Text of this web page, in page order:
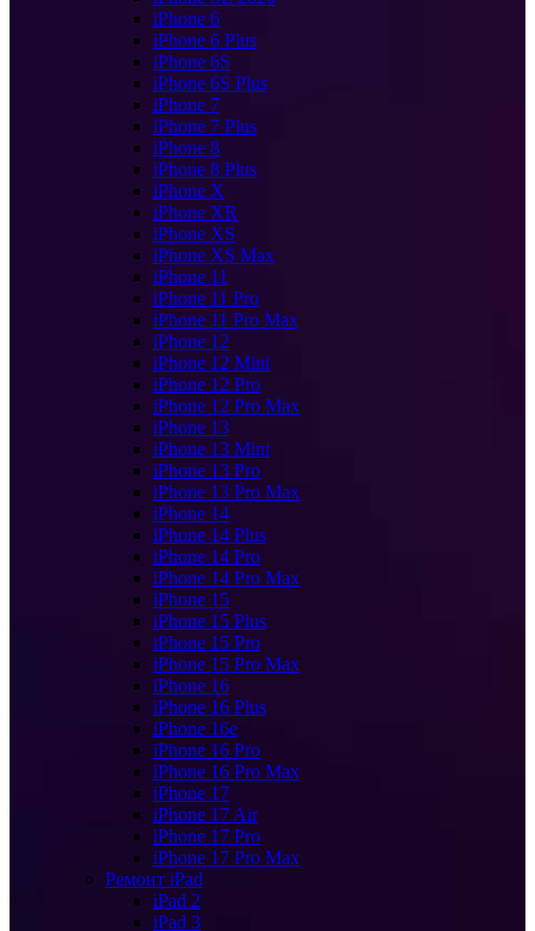
iPhone 6
iPhone 6 Plus
iPhone 6S
iPhone 6S Plus
iPhone 7
iPhone 7 Plus
iPhone 8
iPhone 8 Plus
iPhone X
iPhone XR
iPhone XS
iPhone XS Max
iPhone 11
iPhone 11 Pro
iPhone 11 Pro Max
iPhone 12
iPhone 12 Mini
iPhone 12 Pro
iPhone 12 Pro Max
iPhone 13
iPhone 13 Mini
iPhone 13 Pro
iPhone 13 Pro Max
iPhone 14
iPhone 14 Plus
iPhone 14 Pro
iPhone 14 Pro Max
iPhone 15
iPhone 15 Plus
iPhone 15 Pro
iPhone 15 Pro Max
iPhone 16
iPhone 16 Plus
iPhone 16e
iPhone 16 Pro
iPhone 16 Pro Max
iPhone 17
iPhone 17 Air
iPhone 17 Pro
iPhone 17 Pro Max
Ремонт iPad
iPad 2
iPad 3